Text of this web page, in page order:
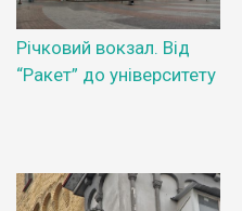
Річковий вокзал. Від
“Ракет” до університету